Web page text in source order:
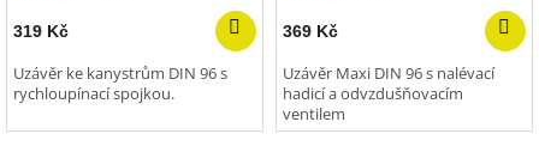
319 Kč
Uzávěr ke kanystrům DIN 96 s
rychloupínací spojkou.
369 Kč
Uzávěr Maxi DIN 96 s nalévací
hadicí a odvzdušňovacím
ventilem